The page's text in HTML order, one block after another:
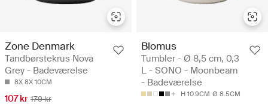
Zone Denmark
Tandbørstekrus Nova
Grey - Badeværelse
8X 8X 10CM
107 kr 179 kr
Blomus
Tumbler - Ø 8,5 cm, 0,3
L - SONO - Moonbeam
- Badeværelse
H 10.9CM Ø 8.5CM